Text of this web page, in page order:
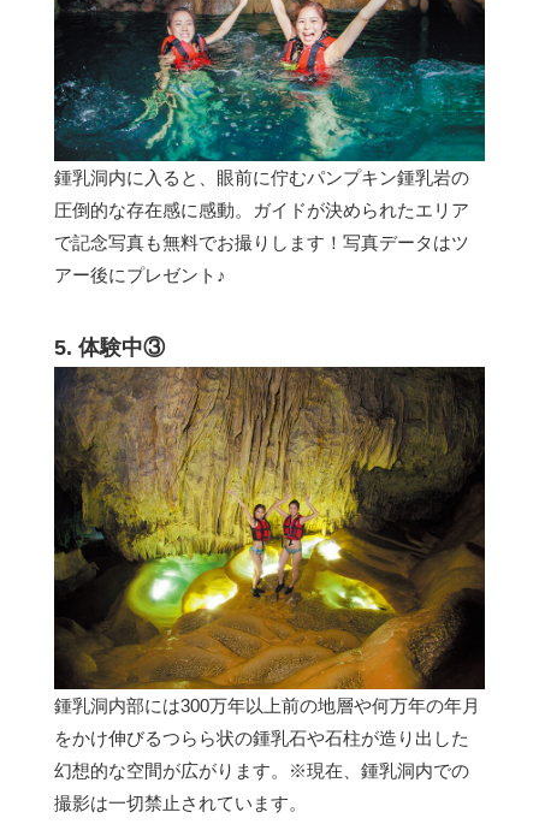
鍾乳洞内に入ると、眼前に佇むパンプキン鍾乳岩の
圧倒的な存在感に感動。ガイドが決められたエリア
で記念写真も無料でお撮りします！写真データはツ
アー後にプレゼント♪
5. 体験中③
鍾乳洞内部には300万年以上前の地層や何万年の年月
をかけ伸びるつらら状の鍾乳石や石柱が造り出した
幻想的な空間が広がります。※現在、鍾乳洞内での
撮影は一切禁止されています。